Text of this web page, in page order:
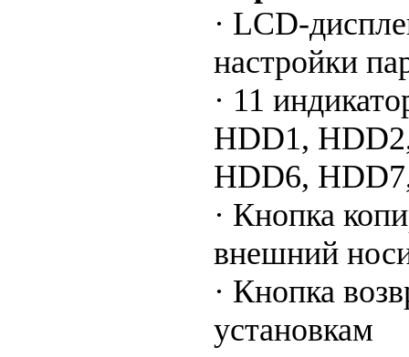
· LCD-
настройки
· 11
HDD1,
HDD6,
· Кнопка
внешний
· Кнопка
установкам